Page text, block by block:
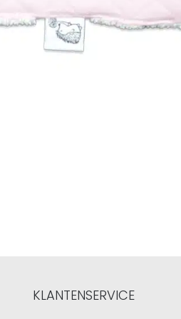
KLANTENSERVICE